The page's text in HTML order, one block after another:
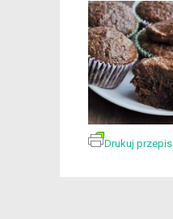
Drukuj przepis